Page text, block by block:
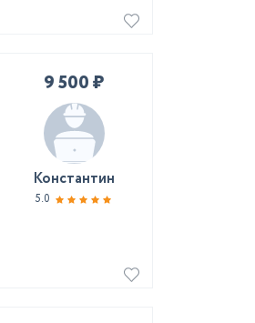
9 500 ₽
Константин
5.0